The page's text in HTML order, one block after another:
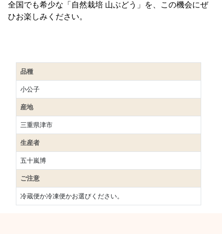
全国でも希少な「自然栽培 山ぶどう」を、この機会にぜ
ひお楽しみください。
品種
小公子
産地
三重県津市
生産者
五十嵐博
ご注意
冷蔵便か冷凍便かお選びください。